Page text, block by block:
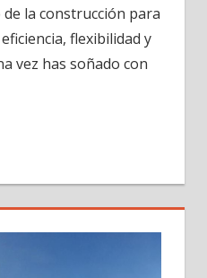
la construcción para
flexibilidad y
vez has soñado con